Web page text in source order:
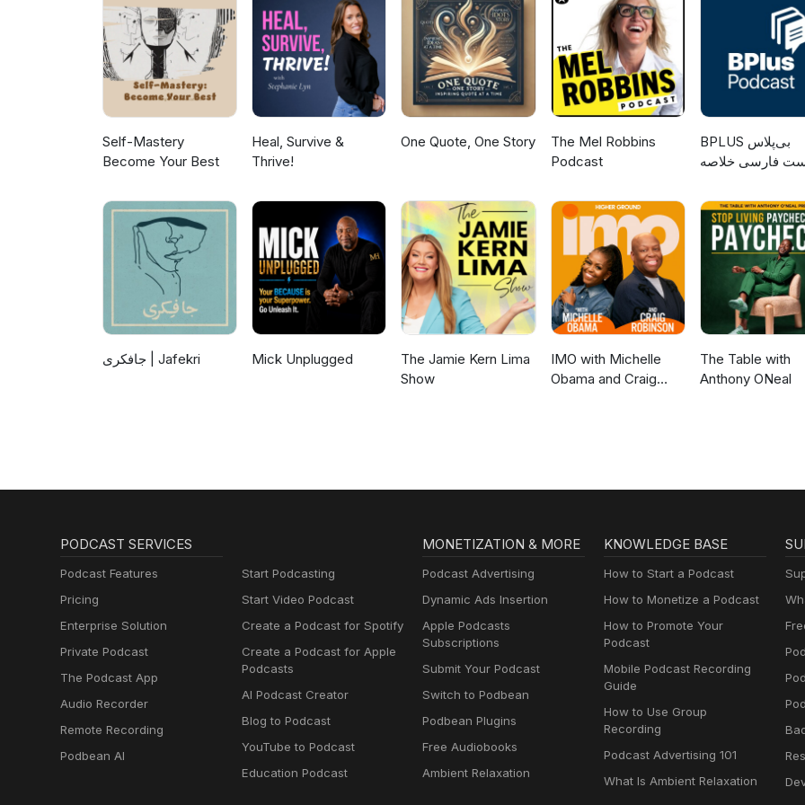
Self-Mastery
Become Your Best
Heal, Survive &
Thrive!
One Quote, One Story
The Mel Robbins
Podcast
‌BPLUS بی‌پلاس
فارسی خلاصه
جافکری | Jafekri Mick Unplugged
The Jamie Kern Lima
Show
IMO with Michelle
Obama and Craig
The Table with
Anthony ONeal
PODCAST SERVICES
Podcast Features
Pricing
Enterprise Solution
Private Podcast
The Podcast App
Audio Recorder
Remote Recording
Podbean AI
Start Podcasting
Start Video Podcast
Create a Podcast for Spotify
Create a Podcast for Apple
Podcasts
AI Podcast Creator
Blog to Podcast
YouTube to Podcast
Education Podcast
MONETIZATION & MORE
Podcast Advertising
Dynamic Ads Insertion
Apple Podcasts
Subscriptions
Submit Your Podcast
Switch to Podbean
Podbean Plugins
Free Audiobooks
Ambient Relaxation
KNOWLEDGE BASE
How to Start a Podcast
How to Monetize a Podcast
How to Promote Your
Podcast
Mobile Podcast Recording
Guide
How to Use Group
Recording
Podcast Advertising 101
What Is Ambient Relaxation